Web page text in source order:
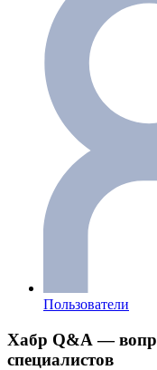
Пользователи
Хабр Q&A —
специалистов